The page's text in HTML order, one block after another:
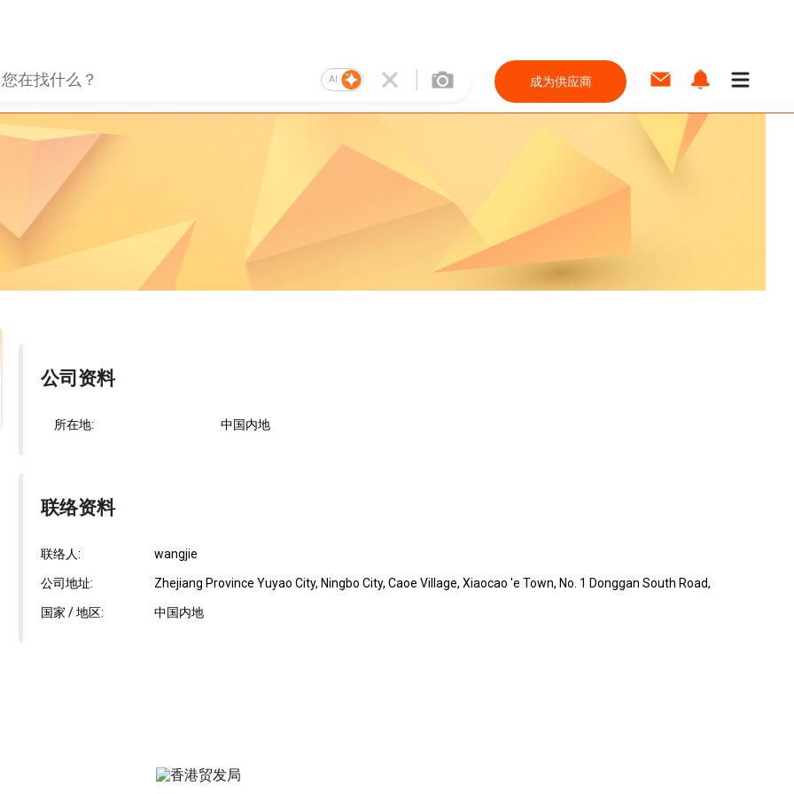
AI 成为供应商
公司资料
所在地: 中国内地
联络资料
联络人: wangjie
公司地址: Zhejiang Province Yuyao City, Ningbo City, Caoe Village, Xiaocao 'e Town, No. 1 Donggan South Road,
国家 / 地区: 中国内地